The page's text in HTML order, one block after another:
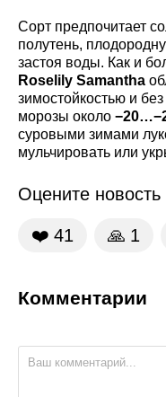
Сорт предпочитает
полутень,
застоя воды. Как и
Roselily Samantha
зимостойкостью и
морозы около
суровыми зимами
мульчировать или
Оцените новость
❤️ 41 🙏 1
Комментарии